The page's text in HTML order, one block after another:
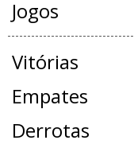
Jogos
Vitórias
Empates
Derrotas